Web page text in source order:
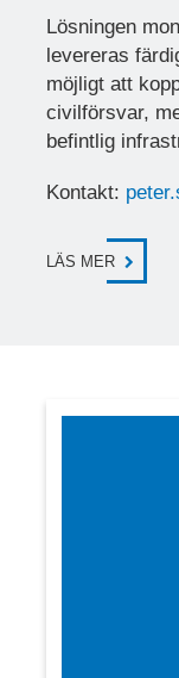
Lösningen
levereras
möjligt att
civilförsvar,
befintlig
Kontakt:
LÄS MER